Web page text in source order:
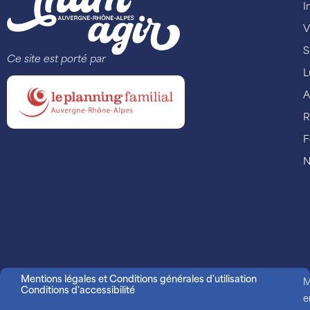
Ce site est porté par
Mentions légales et Conditions générales d'utilisation
Conditions d'accessibilité